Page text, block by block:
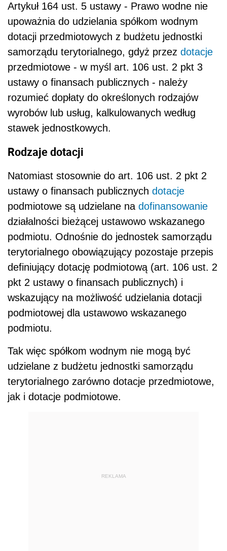
Artykuł 164 ust. 5 ustawy - Prawo wodne nie
upoważnia do udzielania spółkom wodnym
dotacji przedmiotowych z budżetu jednostki
samorządu terytorialnego, gdyż przez dotacje
przedmiotowe - w myśl art. 106 ust. 2 pkt 3
ustawy o finansach publicznych - należy
rozumieć dopłaty do określonych rodzajów
wyrobów lub usług, kalkulowanych według
stawek jednostkowych.
Rodzaje dotacji
Natomiast stosownie do art. 106 ust. 2 pkt 2
ustawy o finansach publicznych dotacje
podmiotowe są udzielane na dofinansowanie
działalności bieżącej ustawowo wskazanego
podmiotu. Odnośnie do jednostek samorządu
terytorialnego obowiązujący pozostaje przepis
definiujący dotację podmiotową (art. 106 ust. 2
pkt 2 ustawy o finansach publicznych) i
wskazujący na możliwość udzielania dotacji
podmiotowej dla ustawowo wskazanego
podmiotu.
Tak więc spółkom wodnym nie mogą być
udzielane z budżetu jednostki samorządu
terytorialnego zarówno dotacje przedmiotowe,
jak i dotacje podmiotowe.
REKLAMA